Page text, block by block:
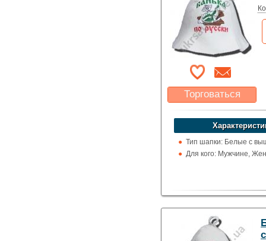
Торговаться
Какая цена Вас
устроит?
Указать цену
Тип шапки: Белые с
Для кого: Мужчине,